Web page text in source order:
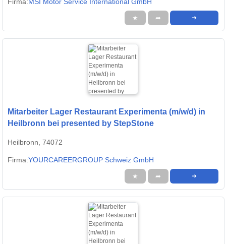
★ ➦ ➜
Mitarbeiter Lager Restaurant Experimenta (m/w/d) in
Heilbronn bei presented by StepStone
Heilbronn, 74072
Firma:YOURCAREERGROUP Schweiz GmbH
★ ➦ ➜